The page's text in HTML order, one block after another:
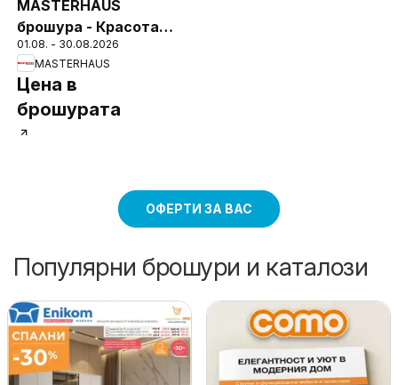
MASTERHAUS
брошура - Красота
създадена за Вашия
комфорт
01.08. - 30.08.2026
MASTERHAUS
Цена в
брошурата
ОФЕРТИ ЗА ВАС
Популярни брошури и каталози